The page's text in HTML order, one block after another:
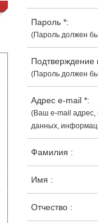
Пароль *:
(Пароль должен
(Пароль должен
Адрес e-mail *:
(Ваш e-mail адрес,
данных,
Фамилия :
Имя :
Отчество :